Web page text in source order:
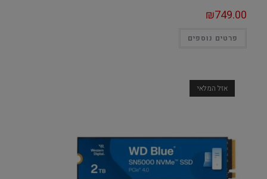
₪749.00
פרטים נוספים
אזל המלאי